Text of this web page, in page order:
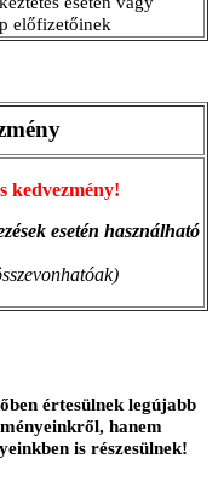
előfizetőinek
kedvezmény!
esetén használható
értesülnek legújabb
hanem
is részesülnek!